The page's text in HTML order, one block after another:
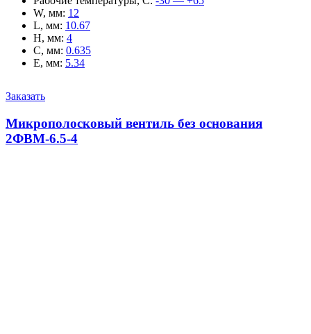
W, мм: 12
L, мм: 10.67
H, мм: 4
C, мм: 0.635
E, мм: 5.34
Заказать
Микрополосковый вентиль без основания
2ФВМ-6.5-4